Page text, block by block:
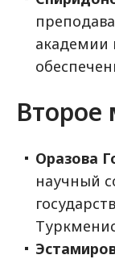
академии
Второе
Оразова
научный